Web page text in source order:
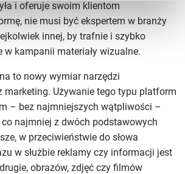
i oferuje swoim klientom
nie musi być ekspertem w branży
innej, by trafnie i szybko
w kampanii materiały wizualne.
to nowy wymiar narzędzi
marketing. Używanie tego typu platform
– bez najmniejszych wątpliwości –
najmniej z dwóch podstawowych
w przeciwieństwie do słowa
w służbie reklamy czy informacji jest
obrazów, zdjęć czy filmów